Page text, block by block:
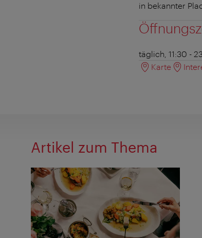
in bekannter
täglich, 11:30 -
Karte
Artikel zum Thema